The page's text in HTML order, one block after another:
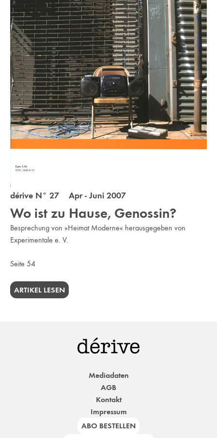
dérive N° 27 Apr - Juni 2007
Wo ist zu Hause, Genossin?
Besprechung von »Heimat Moderne« herausgegeben von
Experimentale e. V.
Seite 54
ARTIKEL LESEN
Mediadaten
AGB
Kontakt
Impressum
ABO BESTELLEN